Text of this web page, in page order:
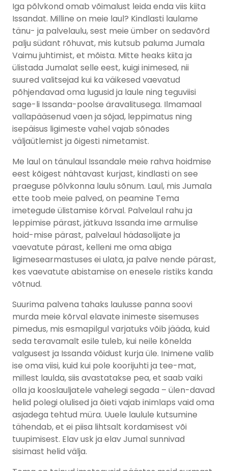
Iga põlvkond omab võimalust leida enda viis kiita
Issandat. Milline on meie laul? Kindlasti laulame
tänu- ja palvelaulu, sest meie ümber on sedavõrd
palju südant rõhuvat, mis kutsub paluma Jumala
Vaimu juhtimist, et mõista. Mitte heaks kiita ja
ülistada Jumalat selle eest, kuigi inimesed, nii
suured valitsejad kui ka väikesed vaevatud
põhjendavad oma lugusid ja laule ning teguviisi
sage-li Issanda-poolse äravalitusega. Ilmamaal
vallapääsenud vaen ja sõjad, leppimatus ning
isepäisus ligimeste vahel vajab sõnades
väljaütlemist ja õigesti nimetamist.
Me laul on tänulaul Issandale meie rahva hoidmise
eest kõigest nähtavast kurjast, kindlasti on see
praeguse põlvkonna laulu sõnum. Laul, mis Jumala
ette toob meie palved, on peamine Tema
imetegude ülistamise kõrval. Palvelaul rahu ja
leppimise pärast, jätkuva Issanda ime armulise
hoid-mise pärast, palvelaul hädasolijate ja
vaevatute pärast, kelleni me oma abiga
ligimesearmastuses ei ulata, ja palve nende pärast,
kes vaevatute abistamise on enesele ristiks kanda
võtnud.
Suurima palvena tahaks laulusse panna soovi
murda meie kõrval elavate inimeste sisemuses
pimedus, mis esmapilgul varjatuks võib jääda, kuid
seda teravamalt esile tuleb, kui neile kõnelda
valgusest ja Issanda võidust kurja üle. Inimene valib
ise oma viisi, kuid kui pole koorijuhti ja tee-mat,
millest laulda, siis avastatakse pea, et saab vaiki
olla ja kooslauljatele vahelegi segada – ülen-davad
helid polegi olulised ja õieti vajab inimlaps vaid oma
asjadega tehtud müra. Uuele laulule kutsumine
tähendab, et ei piisa lihtsalt kordamisest või
tuupimisest. Elav usk ja elav Jumal sunnivad
sisimast helid välja.